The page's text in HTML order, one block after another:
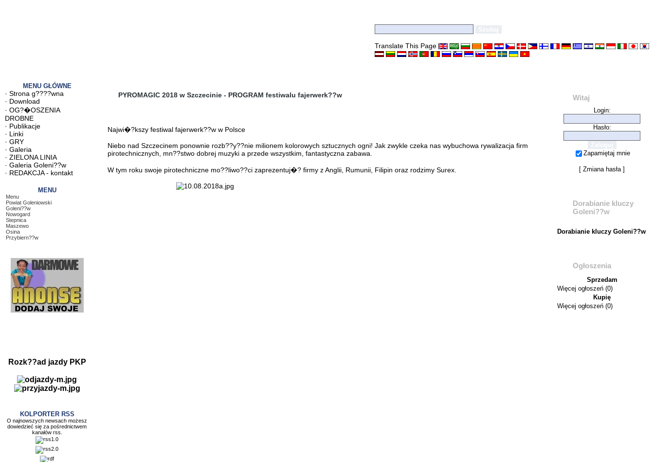
Translate This Page
MENU GŁÓWNE
· Strona g????wna
· Download
· OG?�OSZENIA
DROBNE
· Publikacje
· Linki
· GRY
· Galeria
· ZIELONA LINIA
· Galeria Goleni??w
· REDAKCJA - kontakt
MENU
Menu
Powiat Goleniowski
Goleni??w
Nowogard
Stepnica
Maszewo
Osina
Przybiern??w
Rozk??ad jazdy PKP
KOLPORTER RSS
O najnowszych newsach możesz
dowiedzieć się za pośrednictwem
kanałów rss.
PYROMAGIC 2018 w Szczecinie - PROGRAM festiwalu fajerwerk??w
Najwi�?kszy festiwal fajerwerk??w w Polsce
Niebo nad Szczecinem ponownie rozb??y??nie milionem kolorowych sztucznych ogni! Jak zwykle czeka nas wybuchowa rywalizacja firm
pirotechnicznych, mn??stwo dobrej muzyki a przede wszystkim, fantastyczna zabawa.
W tym roku swoje pirotechniczne mo??liwo??ci zaprezentuj�? firmy z Anglii, Rumunii, Filipin oraz rodzimy Surex.
Witaj
Login:
Hasło:
Zapamiętaj mnie
[ Zmiana hasła]
Dorabianie kluczy
Goleni??w
Dorabianie kluczy Goleni??w
Ogłoszenia
Sprzedam
Więcej ogłoszeń (0)
Kupię
Więcej ogłoszeń (0)